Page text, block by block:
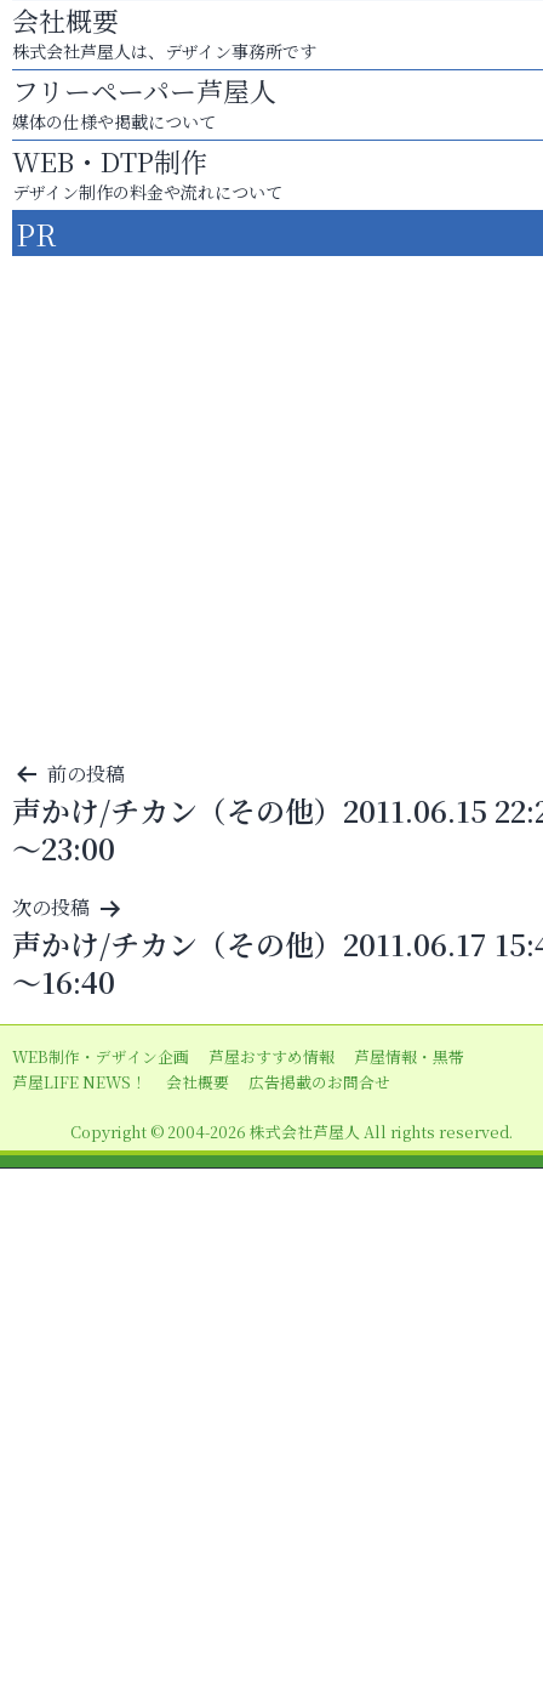
会社概要
株式会社芦屋人は、デザイン事務所です
フリーペーパー芦屋人
媒体の仕様や掲載について
WEB・DTP制作
デザイン制作の料金や流れについて
PR
投
稿
ナ
ビ
ゲ
ー
シ
ョ
ン
前の投稿
声かけ/チカン（その他）2011.06.15
～23:00
次の投稿
声かけ/チカン（その他）2011.06.17
～16:40
WEB制作・デザイン企画 芦屋おすすめ情報
芦屋情報・黒帯
芦屋LIFE NEWS！
会社概要 広告掲載のお問合せ
Copyright © 2004-2026 株式会社芦屋人 All rights reserved.